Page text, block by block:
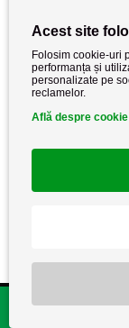
Politica de cookie
Acest site
Folosim cookie-uri
performanța și
personalizate pe
reclamelor.
Află despre cookie